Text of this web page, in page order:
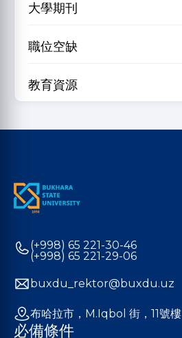
大學期刊
職位空缺
教育資源
(+998) 65 221-30-46
(+998) 65 221-29-06
buxdu_rektor@buxdu.uz
布哈拉市，M.Iqbol 街，11號樓
必備條件